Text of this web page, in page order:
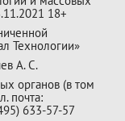
18+
Технологии»
А. С.
органов (в том
почта:
633-57-57